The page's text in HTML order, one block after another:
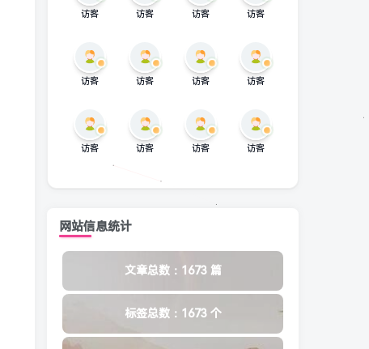
访客 访客 访客 访客
访客 访客 访客 访客
访客 访客 访客 访客
网站信息统计
文章总数：1673 篇
标签总数：1673 个